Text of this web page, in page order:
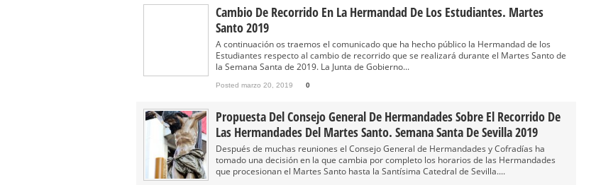
Cambio De Recorrido En La Hermandad De Los Estudiantes. Martes
Santo 2019
A continuación os traemos el comunicado que ha hecho público la Hermandad de los
Estudiantes respecto al cambio de recorrido que se realizará durante el Martes Santo de
la Semana Santa de 2019. La Junta de Gobierno...
Posted marzo 20, 2019 0
Propuesta Del Consejo General De Hermandades Sobre El Recorrido De
Las Hermandades Del Martes Santo. Semana Santa De Sevilla 2019
Después de muchas reuniones el Consejo General de Hermandades y Cofradías ha
tomado una decisión en la que cambia por completo los horarios de las Hermandades
que procesionan el Martes Santo hasta la Santísima Catedral de Sevilla....